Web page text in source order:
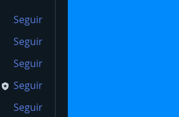
Seguir
Seguir
Seguir
Seguir
Seguir